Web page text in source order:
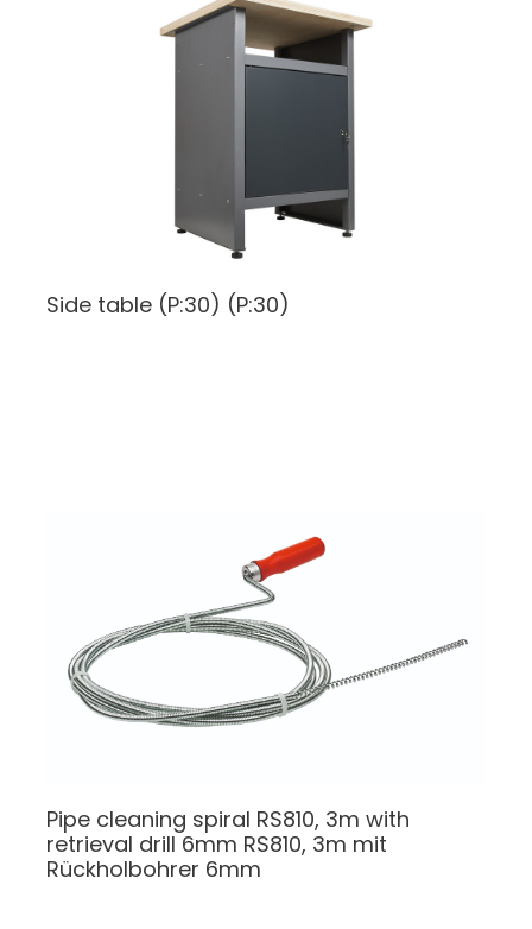
Side table (P:30) (P:30)
Pipe cleaning spiral RS810, 3m with
retrieval drill 6mm RS810, 3m mit
Rückholbohrer 6mm